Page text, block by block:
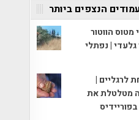
הנצפים ביותר
מטוס הווטור
| נפתלי
לרגליים |
מטלטלת את